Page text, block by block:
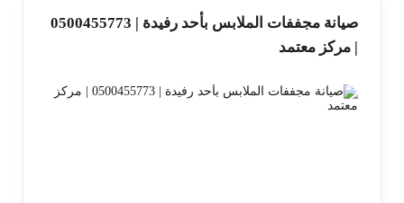
صيانة مجففات الملابس بأحد رفيدة | 0500455773
| مركز معتمد